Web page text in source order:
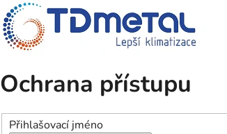
Ochrana přístupu
Přihlašovací jméno